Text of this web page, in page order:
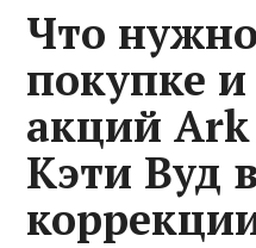
Что
покупке
акций
Кэти Вуд